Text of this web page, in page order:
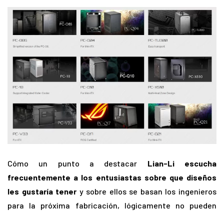
Cómo un punto a destacar Lian-Li escucha
frecuentemente a los entusiastas sobre que diseños
les gustaría tener y sobre ellos se basan los ingenieros
para la próxima fabricación, lógicamente no pueden